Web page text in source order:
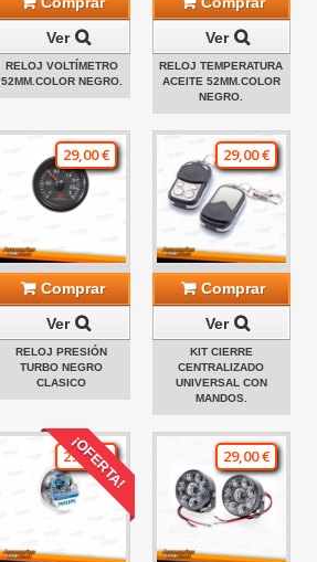
Ver
RELOJ VOLTÍMETRO
52MM.COLOR NEGRO.
Ver
RELOJ TEMPERATURA
ACEITE 52MM.COLOR
NEGRO.
29,00 €
Comprar
Ver
RELOJ PRESIÓN
TURBO NEGRO
CLASICO
29,00 €
Comprar
Ver
KIT CIERRE
CENTRALIZADO
UNIVERSAL CON
MANDOS.
¡OFERTA!
29,00 € 29,00 €